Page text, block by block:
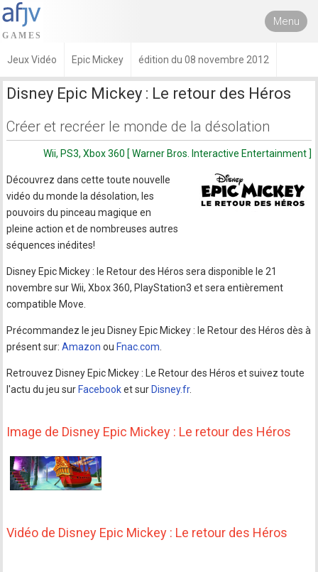
Menu
Jeux Vidéo Epic Mickey édition du 08 novembre 2012
Disney Epic Mickey : Le retour des Héros
Créer et recréer le monde de la désolation
Wii, PS3, Xbox 360 [ Warner Bros. Interactive Entertainment ]
Découvrez dans cette toute nouvelle
vidéo du monde la désolation, les
pouvoirs du pinceau magique en
pleine action et de nombreuses autres
séquences inédites!
Disney Epic Mickey : le Retour des Héros sera disponible le 21
novembre sur Wii, Xbox 360, PlayStation3 et sera entièrement
compatible Move.
Précommandez le jeu Disney Epic Mickey : le Retour des Héros dès à
présent sur:Amazon ou Fnac.com
Retrouvez Disney Epic Mickey : Le Retour des Héros et suivez toute
l'actu du jeu sur Facebooket sur Disney.fr.
Image de Disney Epic Mickey : Le retour des Héros
Vidéo de Disney Epic Mickey : Le retour des Héros